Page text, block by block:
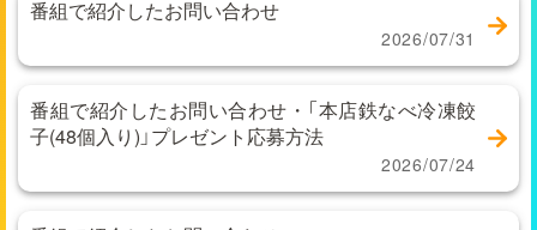
番組で紹介したお問い合わせ
2026/07/31
番組で紹介したお問い合わせ・「本店鉄なべ冷凍餃
子(48個入り)」プレゼント応募方法
2026/07/24